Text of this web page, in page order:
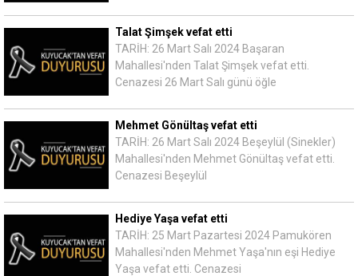
Talat Şimşek vefat etti
TARİH: 26 Mart Salı 2024 Başaran
Mahallesi'nden Talat Şimşek vefat etti.
Cenazesi 26 Mart Salı günü öğle
Mehmet Gönültaş vefat etti
TARİH: 26 Mart Salı 2024 Beşeylül (Sinekler)
Mahallesi'nden Mehmet Gönültaş vefat etti.
Cenazesi Beşeylül
Hediye Yaşa vefat etti
TARİH: 25 Mart Pazartesi 2024 Pamukören
Mahallesi'nden Mehmet Yaşa'nın eşi Hediye
Yaşa vefat etti. Cenazesi